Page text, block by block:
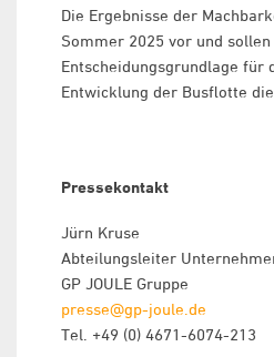
Die Ergebnisse der
Sommer 2025 vor und
Entscheidungsgrundlage für
Entwicklung der Busflotte
Pressekontakt
Jürn Kruse
Abteilungsleiter
GP JOULE Gruppe
presse@gp-joule.de
Tel. +49 (0) 4671-6074-213